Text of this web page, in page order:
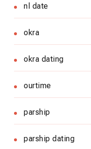
nl date
okra
okra dating
ourtime
parship
parship dating